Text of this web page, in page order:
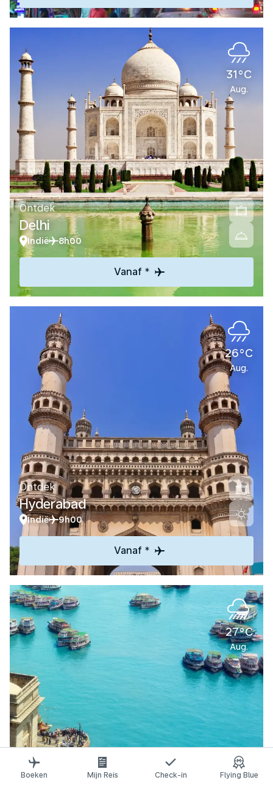
31°C
Aug.
Ontdek
Delhi
Indië 8h00
Vanaf *
26°C
Aug.
Ontdek
Hyderabad
Indië 9h00
Vanaf *
27°C
Aug.
Ontdek
Mumbai/Bombay
Boeken Mijn Reis Check-in Flying Blue